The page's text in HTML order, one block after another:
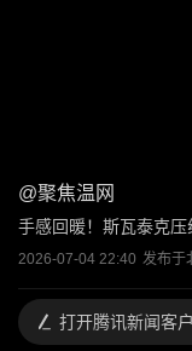
@聚焦温网
手感回暖！斯瓦泰克
2026-07-04 22:40 发布于
打开腾讯新闻客